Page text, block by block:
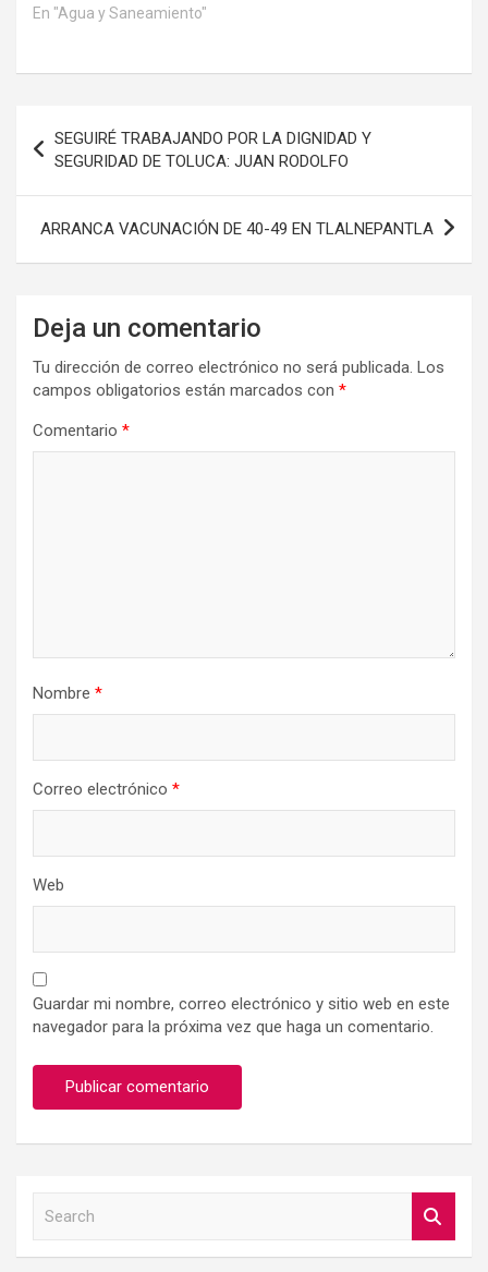
En "Agua y Saneamiento"
Navegación
de
entradas
SEGUIRÉ TRABAJANDO POR LA DIGNIDAD Y
SEGURIDAD DE TOLUCA: JUAN RODOLFO
ARRANCA VACUNACIÓN DE 40-49 EN TLALNEPANTLA
Deja un comentario
Tu dirección de correo electrónico no será publicada. Los
campos obligatorios están marcados con *
Comentario *
Nombre *
Correo electrónico *
Web
Guardar mi nombre, correo electrónico y sitio web en este
navegador para la próxima vez que haga un comentario.